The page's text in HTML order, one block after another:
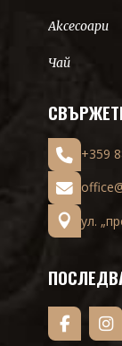
Аксесоари
Чай
+359
ул.